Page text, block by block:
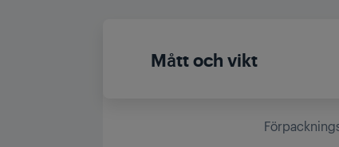
Mått och vikt